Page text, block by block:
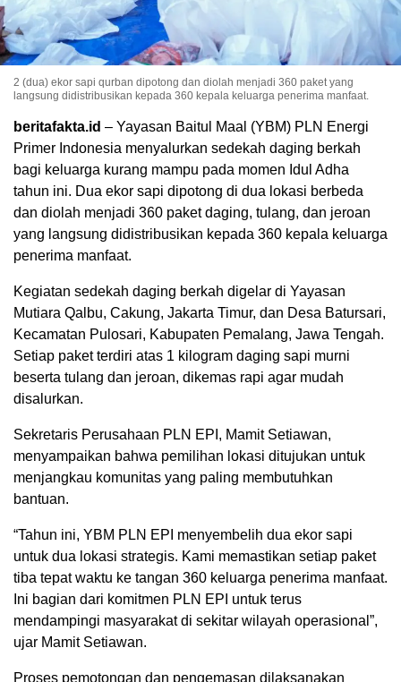
2 (dua) ekor sapi qurban dipotong dan diolah menjadi 360 paket yang
langsung didistribusikan kepada 360 kepala keluarga penerima manfaat.
beritafakta.id – Yayasan Baitul Maal (YBM) PLN Energi
Primer Indonesia menyalurkan sedekah daging berkah
bagi keluarga kurang mampu pada momen Idul Adha
tahun ini. Dua ekor sapi dipotong di dua lokasi berbeda
dan diolah menjadi 360 paket daging, tulang, dan jeroan
yang langsung didistribusikan kepada 360 kepala keluarga
penerima manfaat.
Kegiatan sedekah daging berkah digelar di Yayasan
Mutiara Qalbu, Cakung, Jakarta Timur, dan Desa Batursari,
Kecamatan Pulosari, Kabupaten Pemalang, Jawa Tengah.
Setiap paket terdiri atas 1 kilogram daging sapi murni
beserta tulang dan jeroan, dikemas rapi agar mudah
disalurkan.
Sekretaris Perusahaan PLN EPI, Mamit Setiawan,
menyampaikan bahwa pemilihan lokasi ditujukan untuk
menjangkau komunitas yang paling membutuhkan
bantuan.
“Tahun ini, YBM PLN EPI menyembelih dua ekor sapi
untuk dua lokasi strategis. Kami memastikan setiap paket
tiba tepat waktu ke tangan 360 keluarga penerima manfaat.
Ini bagian dari komitmen PLN EPI untuk terus
mendampingi masyarakat di sekitar wilayah operasional”,
ujar Mamit Setiawan.
Proses pemotongan dan pengemasan dilaksanakan